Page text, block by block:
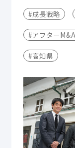
#成長戦略
#アフターM&A
#高知県